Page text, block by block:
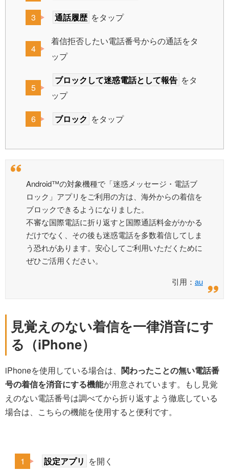
通話履歴 をタップ
着信拒否したい電話番号からの通話をタ
ップ
ブロックして迷惑電話として報告 をタ
ップ
ブロック をタップ
Android™の対象機種で「迷惑メッセージ・電話ブ
ロック」アプリをご利用の方は、海外からの着信を
ブロックできるようになりました。
不審な国際電話に折り返すと国際通話料金がかかる
だけでなく、その後も迷惑電話を多数着信してしま
う恐れがあります。安心してご利用いただくために
ぜひご活用ください。
引用： au
見覚えのない着信を一律消音にす
る（iPhone）
iPhoneを使用している場合は、 関わったことの無い電話番
号の着信を消音にする機能が用意されています。もし見覚
えのない電話番号は調べてから折り返すよう徹底している
場合は、こちらの機能を使用すると便利です。
設定アプリ を開く